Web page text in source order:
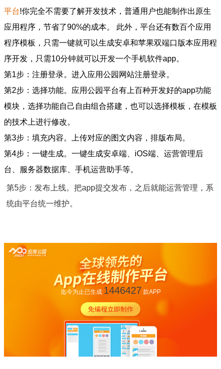
平台!你完全不需要了解开发技术，普通用户也能制作出原生
应用程序，节省了90%的成本。 此外，平台还有数百个应用
程序模板，只需一键就可以生成安卓和苹果双端口版本应用程
序开发，只需10分钟就可以开发一个手机软件app。
第1步：注册登录。进入应用公园网站注册登录。
第2步：选择功能。应用公园平台有上百种开发好的app功能
模块，选择功能自己自由组合搭建，也可以选择模板，在模板
的技术上进行修改。
第3步：填充内容。上传对应的图文内容，排版布局。
第4步：一键生成。一键生成安卓端、iOS端、运营管理后
台、服务器数据库、手机运营助手等。
第5步：发布上线。把app提交发布，之后就能运营管理，系
统由平台统一维护。
迄今为止已生成 1446427 款APP